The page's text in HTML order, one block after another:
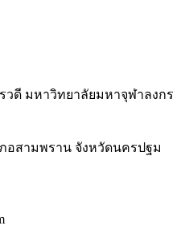
ดี มหาวิทยาลัยมหาจุฬาลงกร
อสามพราน จังหวัดนครปฐม